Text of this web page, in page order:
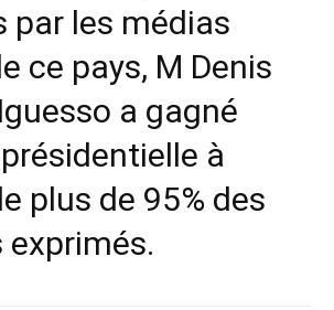
par les médias
ce pays, M Denis
a gagné
à
plus de 95% des